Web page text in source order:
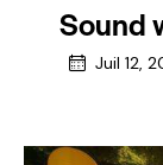
Sound
Juil 12,